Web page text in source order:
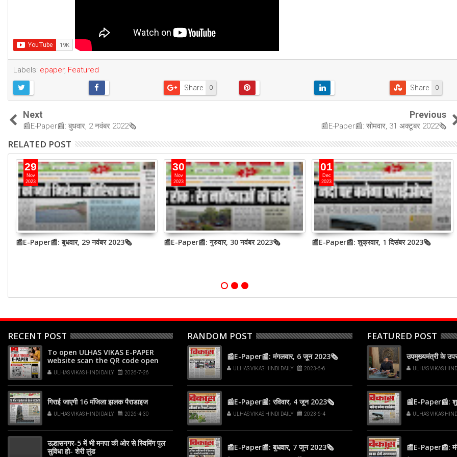
Labels: epaper, Featured
0
Share 0
Share
Next
📰E-Paper📰: बुधवार, 2 नवंबर 2022🗞
Previous
📰E-Paper📰: सोमवार, 31 अक्टूबर 2022🗞
RELATED POST
29
Nov
2023
📰E-Paper📰: बुधवार, 29 नवंबर 2023🗞
30
Nov
2023
📰E-Paper📰: गुरुवार, 30 नवंबर 2023🗞
01
Dec
2023
📰E-Paper📰: शुक्रवार, 1 दिसंबर 2023🗞
RECENT POST
To open ULHAS VIKAS E-PAPER
website scan the QR code open
your phone's camera app or
Google Lens, point it at the code,
and tap the web link popup that
ULHAS VIKAS HINDI DAILY 2026-7-26
गिराई जाएगी 16 मंजिला झलक पैराडाइज
ULHAS VIKAS HINDI DAILY 2026-4-30
उल्हासनगर-5 में भी मनपा की ओर से स्विमिंग पुल
सुविधा हो- शेरी लुंड
RANDOM POST
📰E-Paper📰: मंगलवार, 6 जून 2023🗞
ULHAS VIKAS HINDI DAILY 2023-6-6
📰E-Paper📰: रविवार, 4 जून 2023🗞
ULHAS VIKAS HINDI DAILY 2023-6-4
📰E-Paper📰: बुधवार, 7 जून 2023🗞
FEATURED POST
उपमुख्यमंत्री के
ULHAS VIKAS
📰E-Paper📰:
ULHAS VIKAS
📰E-Paper📰: